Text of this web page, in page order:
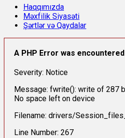
Haqqımızda
Məxfilik Siyasəti
Şərtlər və Qaydalar
A PHP Error was encountered
Severity: Notice
Message: fwrite(): write of 287
No space left on device
Filename: drivers/
Line Number: 267